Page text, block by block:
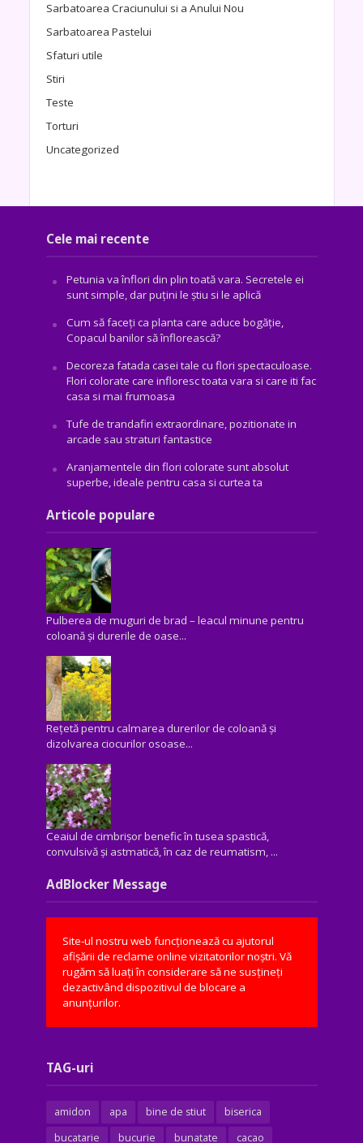
Sarbatoarea Craciunului si a Anului Nou
Sarbatoarea Pastelui
Sfaturi utile
Stiri
Teste
Torturi
Uncategorized
Cele mai recente
Petunia va înflori din plin toată vara. Secretele ei
sunt simple, dar puțini le știu si le aplică
Cum să faceți ca planta care aduce bogăţie,
Copacul banilor să înflorească?
Decoreza fatada casei tale cu flori spectaculoase.
Flori colorate care infloresc toata vara si care iti fac
casa si mai frumoasa
Tufe de trandafiri extraordinare, pozitionate in
arcade sau straturi fantastice
Aranjamentele din flori colorate sunt absolut
superbe, ideale pentru casa si curtea ta
Articole populare
Pulberea de muguri de brad – leacul minune pentru
coloană și durerile de oase...
Rețetă pentru calmarea durerilor de coloană și
dizolvarea ciocurilor osoase...
Ceaiul de cimbrișor benefic în tusea spastică,
convulsivă şi astmatică, în caz de reumatism, ...
AdBlocker Message
Site-ul nostru web funcționează cu ajutorul
afișării de reclame online vizitatorilor noștri. Vă
rugăm să luați în considerare să ne susțineți
dezactivând dispozitivul de blocare a
anunțurilor.
TAG-uri
amidon apa bine de stiut
biserica
bucatarie
bucurie bunatate cacao